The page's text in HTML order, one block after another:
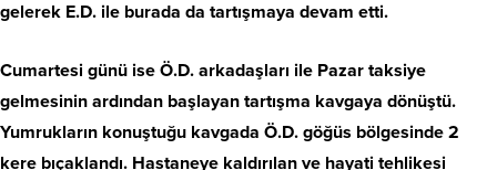
gelerek E.D. ile burada da tartışmaya devam etti.
Cumartesi günü ise Ö.D. arkadaşları ile Pazar taksiye
gelmesinin ardından başlayan tartışma kavgaya dönüştü.
Yumrukların konuştuğu kavgada Ö.D. göğüs bölgesinde 2
kere bıçaklandı. Hastaneye kaldırılan ve hayati tehlikesi